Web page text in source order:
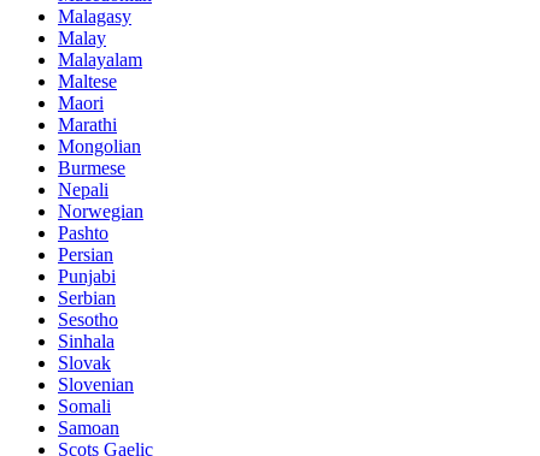
Malagasy
Malay
Malayalam
Maltese
Maori
Marathi
Mongolian
Burmese
Nepali
Norwegian
Pashto
Persian
Punjabi
Serbian
Sesotho
Sinhala
Slovak
Slovenian
Somali
Samoan
Scots Gaelic